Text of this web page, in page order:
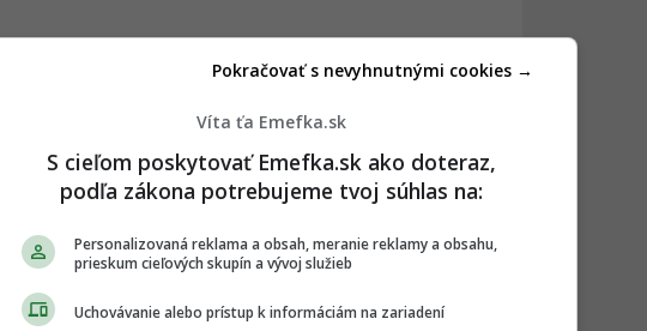
Víta ťa Emefka.sk
S cieľom poskytovať Emefka.sk ako doteraz,
podľa zákona potrebujeme tvoj súhlas na:
Personalizovaná reklama a obsah, meranie reklamy a obsahu,
prieskum cieľových skupín a vývoj služieb
Uchovávanie alebo prístup k informáciám na zariadení
Pokračovať s nevyhnutnými cookies →